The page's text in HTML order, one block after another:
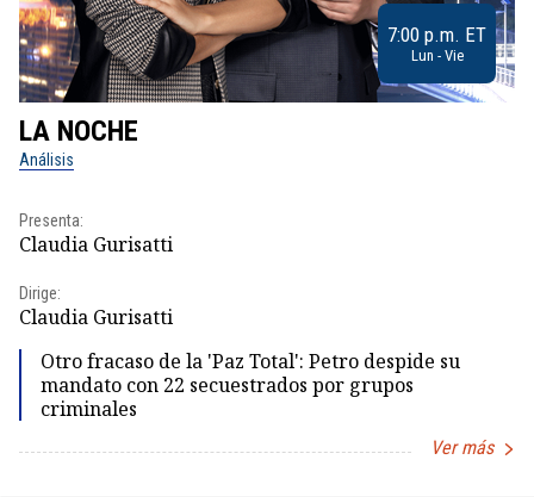
7:00 p.m. ET
Lun - Vie
LA NOCHE
Análisis
Presenta:
Claudia Gurisatti
Dirige:
Claudia Gurisatti
Otro fracaso de la 'Paz Total': Petro despide su
mandato con 22 secuestrados por grupos
criminales
Ver más
1